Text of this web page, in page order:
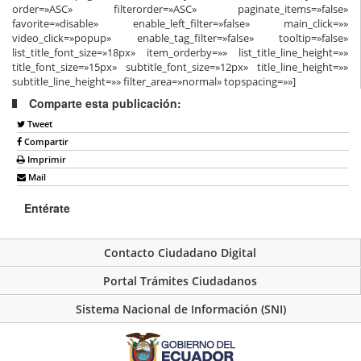
order=»ASC» filterorder=»ASC» paginate_items=»false»
favorite=»disable» enable_left_filter=»false» main_click=»»
video_click=»popup» enable_tag_filter=»false» tooltip=»false»
list_title_font_size=»18px» item_orderby=»» list_title_line_height=»»
title_font_size=»15px» subtitle_font_size=»12px» title_line_height=»»
subtitle_line_height=»» filter_area=»normal» topspacing=»»]
Comparte esta publicación:
Tweet
Compartir
Imprimir
Mail
Entérate
Contacto Ciudadano Digital
Portal Trámites Ciudadanos
Sistema Nacional de Información (SNI)